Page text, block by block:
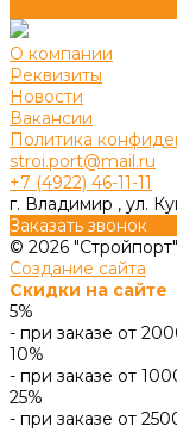
О компании
Реквизиты
Новости
Вакансии
Политика
stroi.port@mail.ru
+7 (4922) 46-11-11
г. Владимир , ул.
Заказать звонок
© 2026
Создание сайта
Скидки на сайте
5%
- при заказе от
10%
- при заказе от
25%
- при заказе от